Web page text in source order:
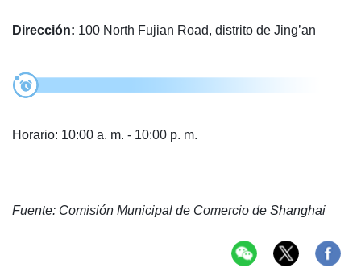
Dirección: 100 North Fujian Road, distrito de Jing’an
Horario: 10:00 a. m. - 10:00 p. m.
Fuente: Comisión Municipal de Comercio de Shanghai